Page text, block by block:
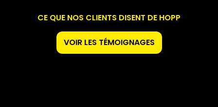
CE QUE NOS CLIENTS DISENT DE HOPP
VOIR LES TÉMOIGNAGES